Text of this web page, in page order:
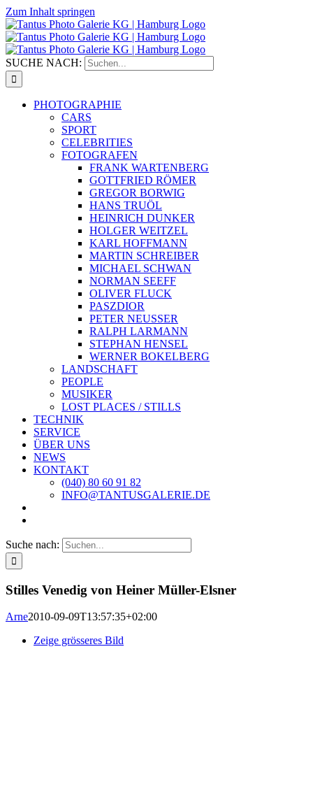
Zum Inhalt springen
SUCHE NACH:
PHOTOGRAPHIE
CARS
SPORT
CELEBRITIES
FOTOGRAFEN
FRANK WARTENBERG
GOTTFRIED RÖMER
GREGOR BORWIG
HANS TRUÖL
HEINRICH DUNKER
HOLGER WEITZEL
KARL HOFFMANN
MARTIN SCHREIBER
MICHAEL SCHWAN
NORMAN SEEFF
OLIVER FLUCK
PASZDIOR
PETER NEUSSER
RALPH LARMANN
STEPHAN HENSEL
WERNER BOKELBERG
LANDSCHAFT
PEOPLE
MUSIKER
LOST PLACES / STILLS
TECHNIK
SERVICE
ÜBER UNS
NEWS
KONTAKT
(040) 80 60 91 82
INFO@TANTUSGALERIE.DE
Suche nach:
Stilles Venedig von Heiner Müller-Elsner
Arne2010-09-09T13:57:35+02:00
Zeige grösseres Bild